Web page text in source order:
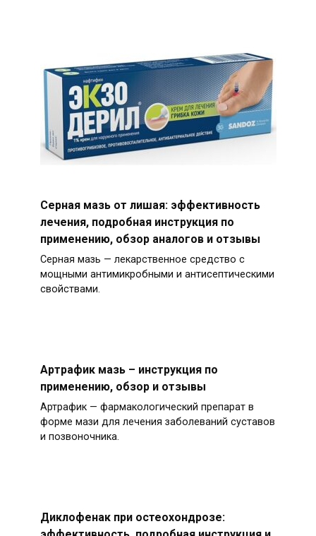
Серная мазь от лишая: эффективность
лечения, подробная инструкция по
применению, обзор аналогов и отзывы
Серная мазь — лекарственное средство с
мощными антимикробными и антисептическими
свойствами.
Артрафик мазь – инструкция по
применению, обзор и отзывы
Артрафик — фармакологический препарат в
форме мази для лечения заболеваний суставов
и позвоночника.
Диклофенак при остеохондрозе: